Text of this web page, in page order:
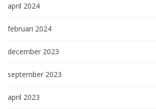
april 2024
februari 2024
december 2023
september 2023
april 2023